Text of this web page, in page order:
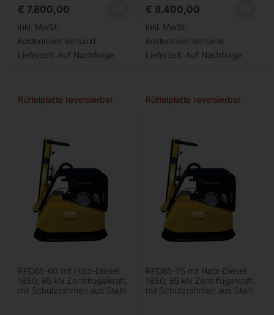
€ 7.800,00
inkl. MwSt.
Kostenloser Versand
Lieferzeit: Auf Nachfrage
€ 8.400,00
inkl. MwSt.
Kostenloser Versand
Lieferzeit: Auf Nachfrage
Rüttelplatte reversierbar
RPD65-60 mit Hatz-Diesel
1B50, 65 kN Zentrifugalkraft,
mit Schutzrahmen aus Stahl
Rüttelplatte reversierbar
RPD65-75 mit Hatz-Diesel
1B50, 65 kN Zentrifugalkraft,
mit Schutzrahmen aus Stahl